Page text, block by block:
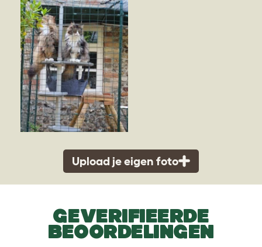
Upload je eigen foto
GEVERIFIEERDE
BEOORDELINGEN